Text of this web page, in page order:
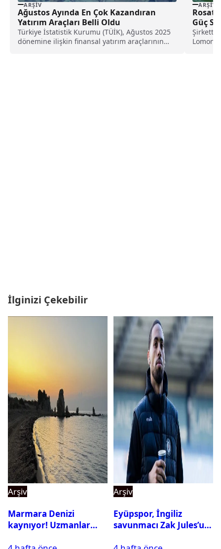
ARŞIV
Ağustos Ayında En Çok Kazandıran
Yatırım Araçları Belli Oldu
Türkiye İstatistik Kurumu (TÜİK), Ağustos 2025
dönemine ilişkin finansal yatırım araçlarının
ARŞIV
Güç
İlginizi Çekebilir
Arşiv
Marmara Denizi
kaynıyor! Uzmanlar
Arşiv
Eyüpspor, İngiliz
savunmacı Zak Jules’u